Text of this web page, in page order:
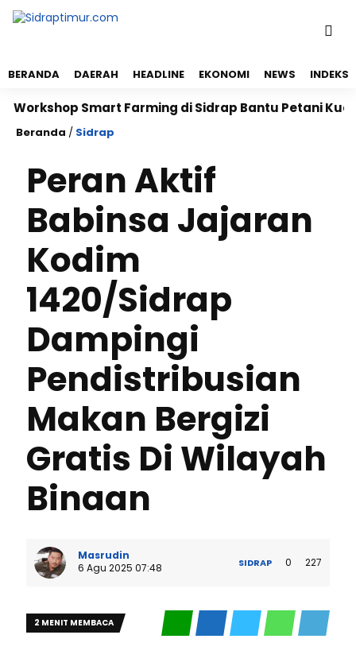
BERANDA DAERAH HEADLINE EKONOMI NEWS INDEKS
Smart Farming di Sidrap Bantu Petani Kuasai
Beranda / Sidrap
Peran Aktif
Babinsa Jajaran
Kodim
1420/Sidrap
Dampingi
Pendistribusian
Makan Bergizi
Gratis Di Wilayah
Binaan
Masrudin
6 Agu 2025 07:48
SIDRAP 0 227
2 MENIT MEMBACA